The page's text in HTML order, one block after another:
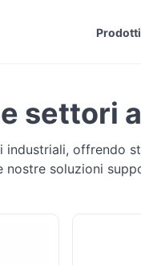
Prodotti
e settori
offrendo
nostre soluzioni